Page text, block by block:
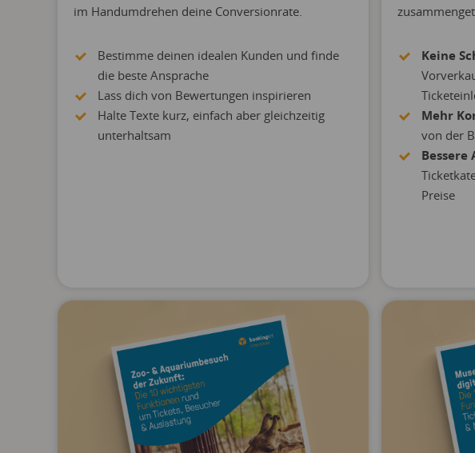
im Handumdrehen deine Conversionrate.
Bestimme deinen idealen Kunden und finde
die beste Ansprache
Lass dich von Bewertungen inspirieren
Halte Texte kurz, einfach aber gleichzeitig
unterhaltsam
Keine
Mehr
von der
Bessere
Preise